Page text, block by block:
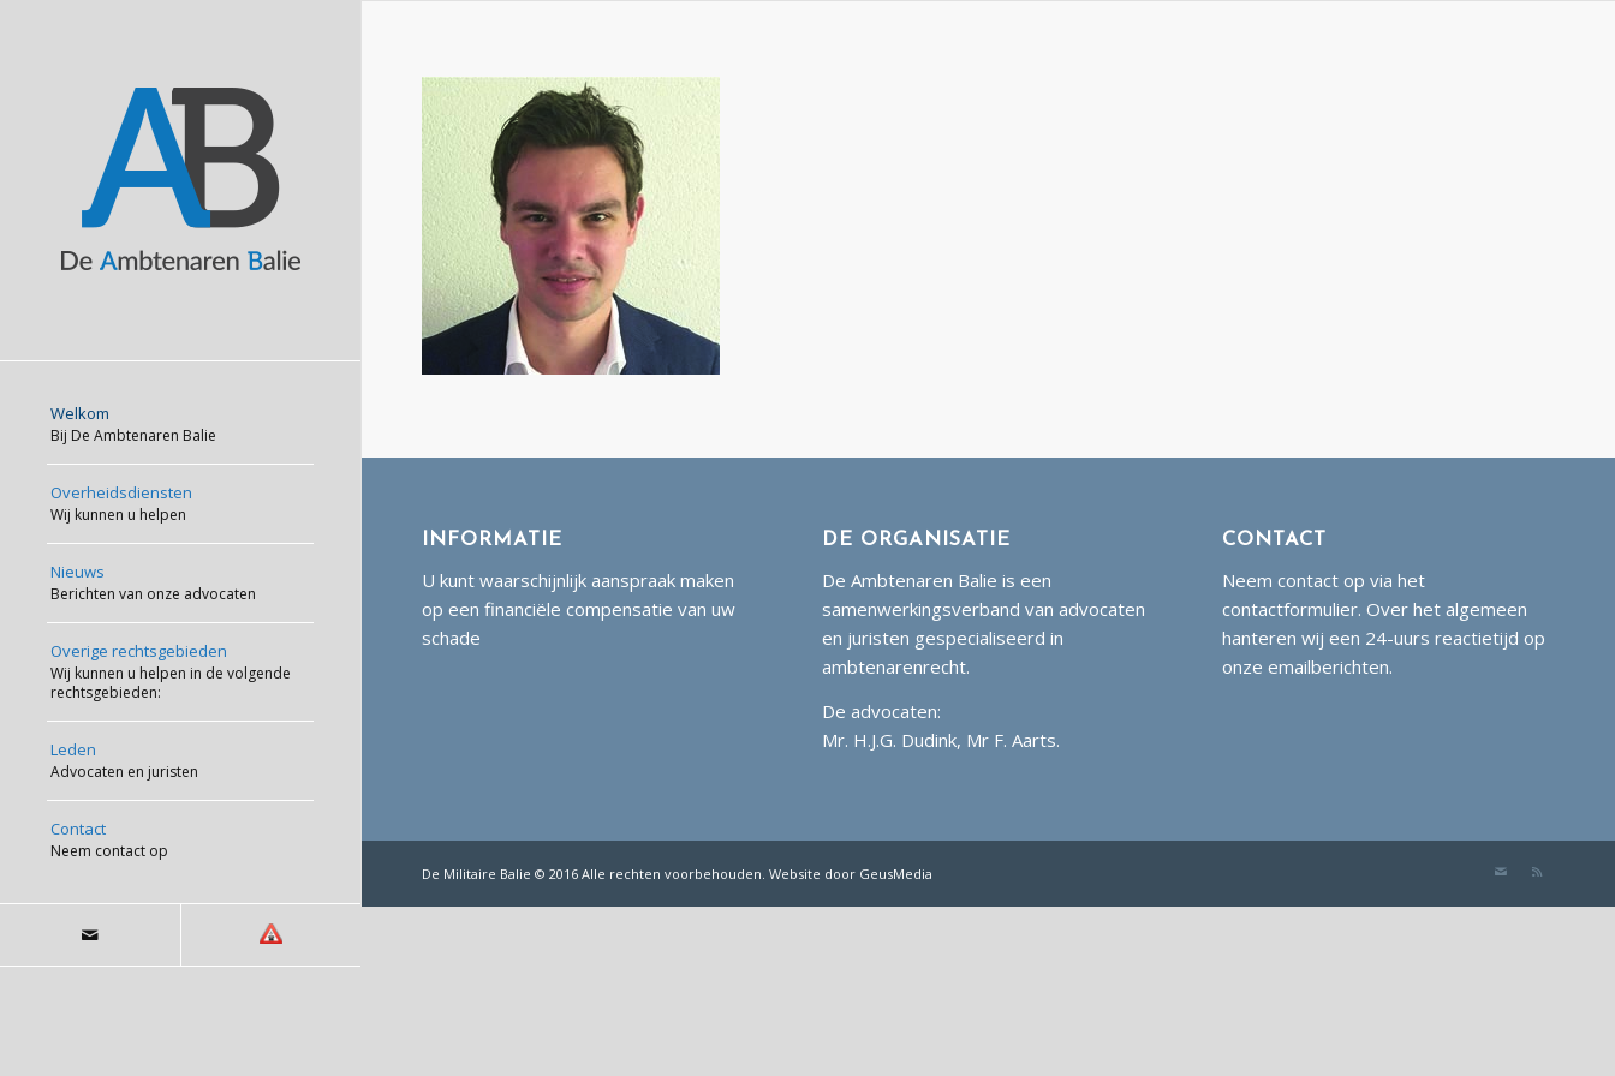
Welkom
Bij De Ambtenaren Balie
Overheidsdiensten
Wij kunnen u helpen
Nieuws
Berichten van onze advocaten
Overige rechtsgebieden
Wij kunnen u helpen in de volgende
rechtsgebieden:
Leden
Advocaten en juristen
Contact
Neem contact op
INFORMATIE
U kunt waarschijnlijk aanspraak maken
op een financiële compensatie van uw
schade
DE ORGANISATIE
De Ambtenaren Balie is een
samenwerkingsverband van advocaten
en juristen gespecialiseerd in
ambtenarenrecht.
De advocaten:
Mr. H.J.G. Dudink, Mr F. Aarts.
CONTACT
Neem contact op via het
contactformulier. Over het algemeen
hanteren wij een 24-uurs reactietijd op
onze emailberichten.
De Militaire Balie © 2016 Alle rechten voorbehouden. Website door GeusMedia